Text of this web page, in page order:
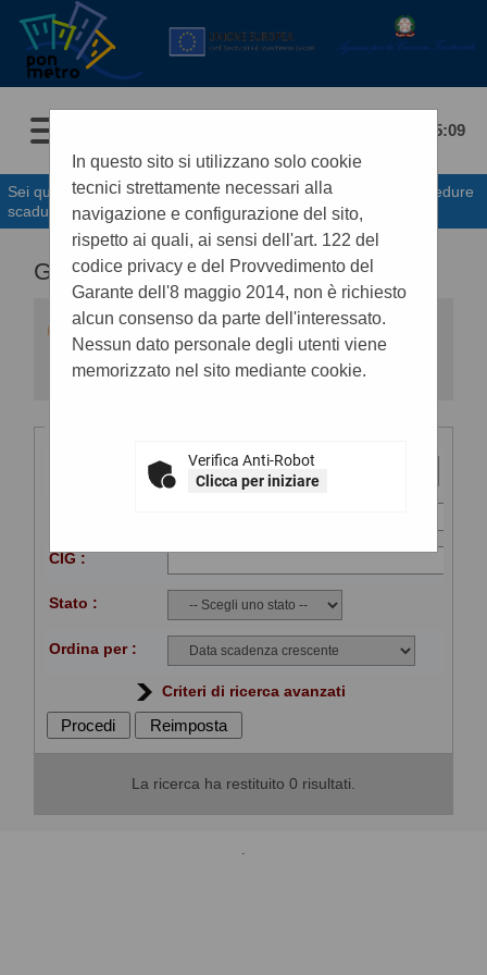
06/08/2026 15:09
Sei qui: Home» Procedure d'appalto e contratti
Gare e procedure
scadute
In questo sito si utilizzano solo cookie
tecnici strettamente necessari alla
navigazione e configurazione del sito,
rispetto ai quali, ai sensi dell'art. 122 del
codice privacy e del Provvedimento del
Garante dell'8 maggio 2014, non è richiesto
alcun consenso da parte dell'interessato.
Nessun dato personale degli utenti viene
memorizzato nel sito mediante cookie.
Verifica Anti-Robot
Clicca per iniziare
GARE E PROCEDURE SCADUTE
All'interno di questa sezione è possibile
consultare i bandi di garaSCADUTIsecondo i
tempi previsti dalla normativa dei contratti.
I dati di dettaglio delle procedure pubbliche
CIG :
Stato :
Ordina per :
Criteri di ricerca avanzati
La ricerca ha restituito 0 risultati.
.